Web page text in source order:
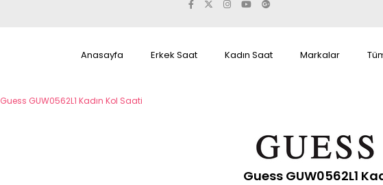
Anasayfa Erkek Saat Kadın Saat Markalar
Guess GUW0562L1 Kadın Kol Saati
Guess GUW0562L1